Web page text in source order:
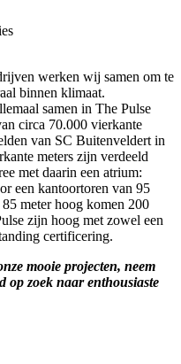
werken wij samen om te
binnen klimaat.
samen in The Pulse
circa 70.000 vierkante
van SC Buitenveldert in
meters zijn verdeeld
met daarin een atrium:
een kantoortoren van 95
meter hoog komen 200
zijn hoog met zowel een
certificering.
mooie projecten, neem
op zoek naar enthousiaste